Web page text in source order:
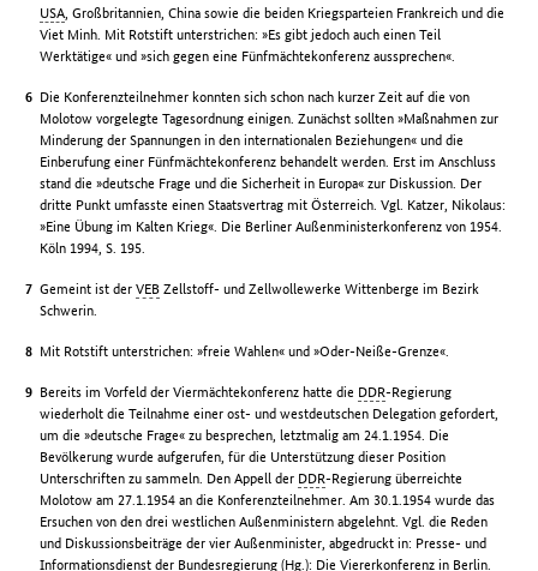
USA, Großbritannien, China sowie die beiden Kriegsparteien Frankreich und die
Viet Minh. Mit Rotstift unterstrichen: »Es gibt jedoch auch einen Teil
Werktätige« und »sich gegen eine Fünfmächtekonferenz aussprechen«.
Die Konferenzteilnehmer konnten sich schon nach kurzer Zeit auf die von
Molotow vorgelegte Tagesordnung einigen. Zunächst sollten »Maßnahmen zur
Minderung der Spannungen in den internationalen Beziehungen« und die
Einberufung einer Fünfmächtekonferenz behandelt werden. Erst im Anschluss
stand die »deutsche Frage und die Sicherheit in Europa« zur Diskussion. Der
dritte Punkt umfasste einen Staatsvertrag mit Österreich. Vgl. Katzer, Nikolaus:
»Eine Übung im Kalten Krieg«. Die Berliner Außenministerkonferenz von 1954.
Köln 1994, S. 195.
Gemeint ist derVEB Zellstoff- und Zellwollewerke Wittenberge im Bezirk
Schwerin.
Mit Rotstift unterstrichen: »freie Wahlen« und »Oder-Neiße-Grenze«.
Bereits im Vorfeld der Viermächtekonferenz hatte die DDR-Regierung
wiederholt die Teilnahme einer ost- und westdeutschen Delegation gefordert,
um die »deutsche Frage« zu besprechen, letztmalig am 24.1.1954. Die
Bevölkerung wurde aufgerufen, für die Unterstützung dieser Position
Unterschriften zu sammeln. Den Appell der DDR-Regierung überreichte
Molotow am 27.1.1954 an die Konferenzteilnehmer. Am 30.1.1954 wurde das
Ersuchen von den drei westlichen Außenministern abgelehnt. Vgl. die Reden
und Diskussionsbeiträge der vier Außenminister, abgedruckt in: Presse- und
Informationsdienst der Bundesregierung (Hg.): Die Viererkonferenz in Berlin.